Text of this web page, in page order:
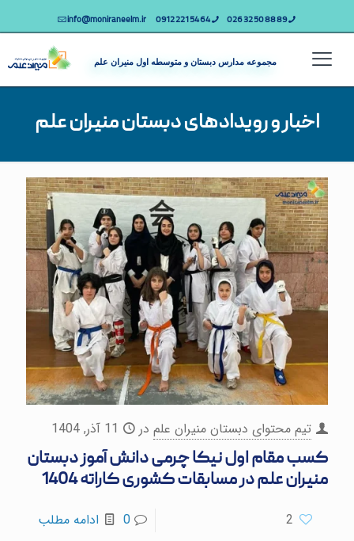
89 88 50 32 026
64 54 221 0912
info@moniraneelm.ir
مجموعه مدارس دبستان و متوسطه اول منیران علم
اخبار و رویدادهای دبستان منیران علم
تیم محتوای دبستان منیران علم در 11 آذر, 1404
کسب مقام اول نیکا چرمی دانش آموز دبستان
منیران علم در مسابقات کشوری کاراته 1404
2
0 ادامه مطلب